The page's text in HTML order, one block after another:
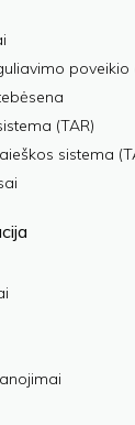
(TAR)
sistema